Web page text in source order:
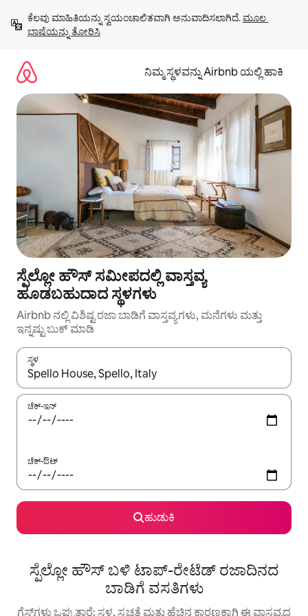
ಹೋಗಿ
ಕೆಲವು ಮಾಹಿತಿಯನ್ನು ಸ್ವಯಂಚಾಲಿತವಾಗಿ ಅನುವಾದಿಸಲಾಗಿದೆ. ಮೂಲ
ಭಾಷೆಯನ್ನು ತೋರಿಸಿ
ನಿಮ್ಮ ಸ್ಥಳವನ್ನು Airbnb ಯಲ್ಲಿ ಹಾಕಿ
ಸ್ಪೆಲ್ಲೋ ಹೌಸ್ ಸಮೀಪದಲ್ಲಿ ವಾಸ್ತವ್ಯ
ಹೂಡಬಹುದಾದ ಸ್ಥಳಗಳು
Airbnb ನಲ್ಲಿ ವಿಶಿಷ್ಟ ರಜಾ ಬಾಡಿಗೆ ವಾಸ್ತವ್ಯಗಳು, ಮನೆಗಳು ಮತ್ತು
ಇನ್ನಷ್ಟು ಬುಕ್ ಮಾಡಿ
ಸ್ಥಳ
ಫಲಿತಾಂಶಗಳು ಲಭ್ಯವಿರುವಾಗ, ಅಪ್ ಮತ್ತು ಡೌನ್ ಬಾಣದ ಕೀಲಿಗಳೊಂದಿಗೆ
ಚೆಕ್-ಇನ್
ಚೆಕ್-ಔಟ್
ಹುಡುಕಿ
ಸ್ಪೆಲ್ಲೋ ಹೌಸ್ ಬಳಿ ಟಾಪ್-ರೇಟೆಡ್ ರಜಾದಿನದ
ಬಾಡಿಗೆ ವಸತಿಗಳು
ಗೆಸ್ಟ್‌ಗಳು ಒಪ್ಪುತ್ತಾರೆ: ಸ್ಥಳ, ಸ್ವಚ್ಛತೆ ಮತ್ತು ಹೆಚ್ಚಿನ ಕಾರಣಕ್ಕಾಗಿ ಈ ವಾಸ್ತವ್ಯದ